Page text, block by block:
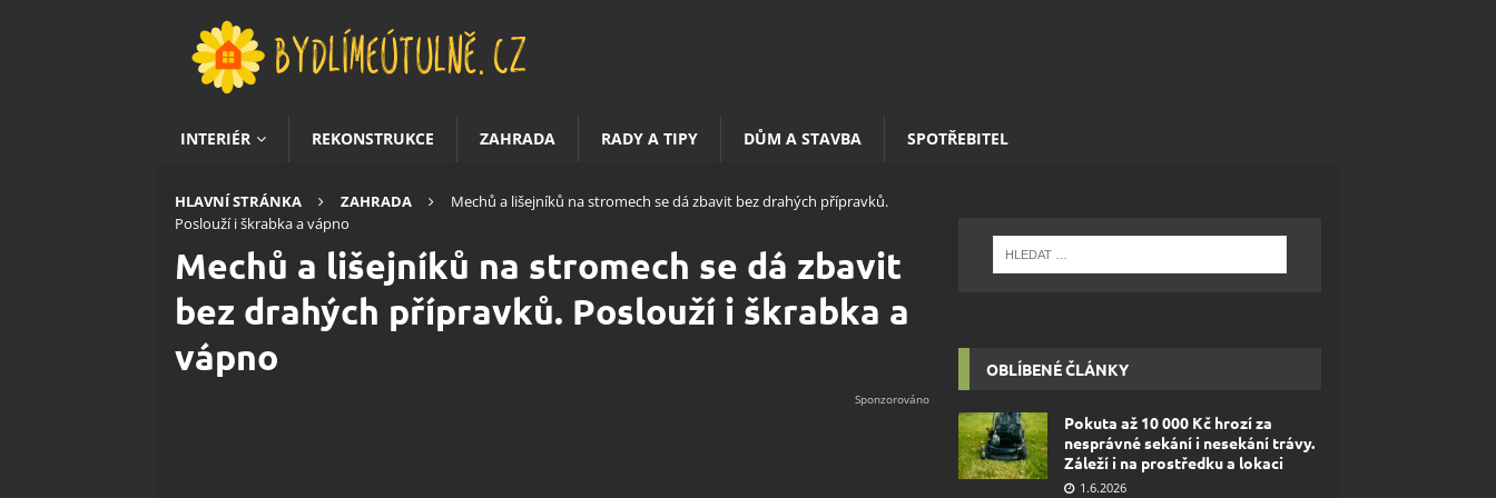
INTERIÉR REKONSTRUKCE ZAHRADA RADY A TIPY DŮM A STAVBA SPOTŘEBITEL
HLAVNÍ STRÁNKA ZAHRADA
Mechů a lišejníků na stromech se dá zbavit bez drahých přípravků.
Poslouží i škrabka a vápno
Mechů a lišejníků na stromech se dá zbavit
bez drahých přípravků. Poslouží i škrabka a
vápno
OBLÍBENÉ ČLÁNKY
Pokuta až 10 000 Kč hrozí za
nesprávné sekání i nesekání trávy.
Záleží i na prostředku a lokaci
1.6.2026